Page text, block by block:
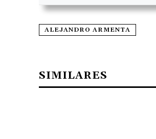
ALEJANDRO ARMENTA
SIMILARES